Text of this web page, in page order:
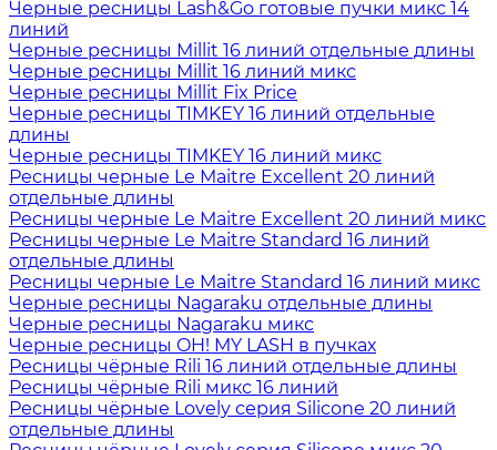
Черные ресницы Lash&Go готовые пучки микс 14
линий
Черные ресницы Millit 16 линий отдельные длины
Черные ресницы Millit 16 линий микс
Черные ресницы Millit Fix Price
Черные ресницы TIMKEY 16 линий отдельные
длины
Черные ресницы TIMKEY 16 линий микс
Ресницы черные Le Maitre Excellent 20 линий
отдельные длины
Ресницы черные Le Maitre Excellent 20 линий микс
Ресницы черные Le Maitre Standard 16 линий
отдельные длины
Ресницы черные Le Maitre Standard 16 линий микс
Черные ресницы Nagaraku отдельные длины
Черные ресницы Nagaraku микс
Черные ресницы OH! MY LASH в пучках
Ресницы чёрные Rili 16 линий отдельные длины
Ресницы чёрные Rili микс 16 линий
Ресницы чёрные Lovely серия Silicone 20 линий
отдельные длины